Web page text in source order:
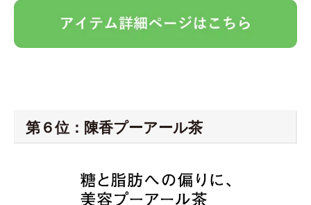
第６位：陳香プーアール茶